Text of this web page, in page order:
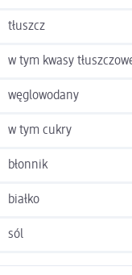
tłuszcz
w tym kwasy
węglowodany
w tym cukry
błonnik
białko
sól